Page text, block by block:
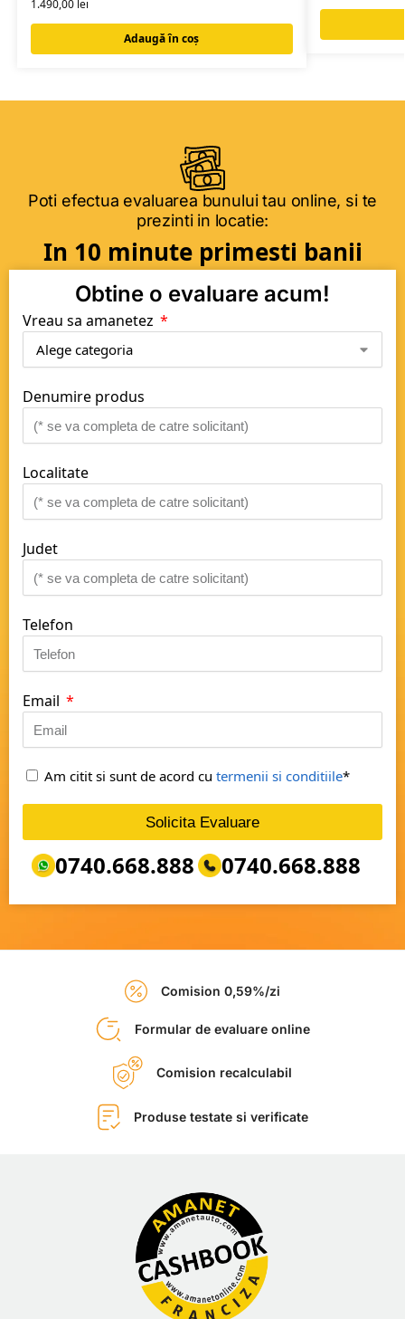
1.490,00 lei
Adaugă în coș
Poti efectua evaluarea bunului tau online, si te
prezinti in locatie:
In 10 minute primesti banii
Obtine o evaluare acum!
Vreau sa amanetez
Denumire produs
Localitate
Judet
Telefon
Email
Am citit si sunt de acord cu termenii si conditiile*
Solicita Evaluare
0740.668.888 0740.668.888
Comision 0,59%/zi
Formular de evaluare online
Comision recalculabil
Produse testate si verificate